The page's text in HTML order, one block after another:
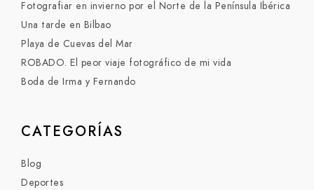
Fotografiar en invierno por el Norte de la Península Ibérica
Una tarde en Bilbao
Playa de Cuevas del Mar
ROBADO. El peor viaje fotográfico de mi vida
Boda de Irma y Fernando
CATEGORÍAS
Blog
Deportes